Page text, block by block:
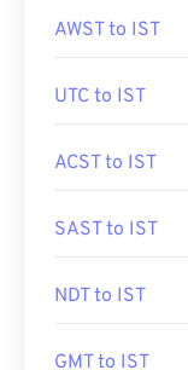
AWST to IST
UTC to IST
ACST to IST
SAST to IST
NDT to IST
GMT to IST